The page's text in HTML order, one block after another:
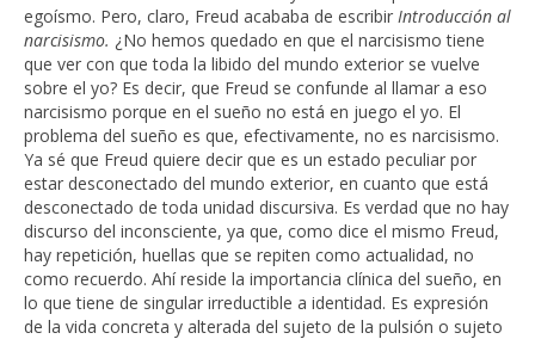
egoísmo. Pero, claro, Freud acababa de escribir Introducción al
narcisismo. ¿No hemos quedado en que el narcisismo tiene
que ver con que toda la libido del mundo exterior se vuelve
sobre el yo? Es decir, que Freud se confunde al llamar a eso
narcisismo porque en el sueño no está en juego el yo. El
problema del sueño es que, efectivamente, no es narcisismo.
Ya sé que Freud quiere decir que es un estado peculiar por
estar desconectado del mundo exterior, en cuanto que está
desconectado de toda unidad discursiva. Es verdad que no hay
discurso del inconsciente, ya que, como dice el mismo Freud,
hay repetición, huellas que se repiten como actualidad, no
como recuerdo. Ahí reside la importancia clínica del sueño, en
lo que tiene de singular irreductible a identidad. Es expresión
de la vida concreta y alterada del sujeto de la pulsión o sujeto